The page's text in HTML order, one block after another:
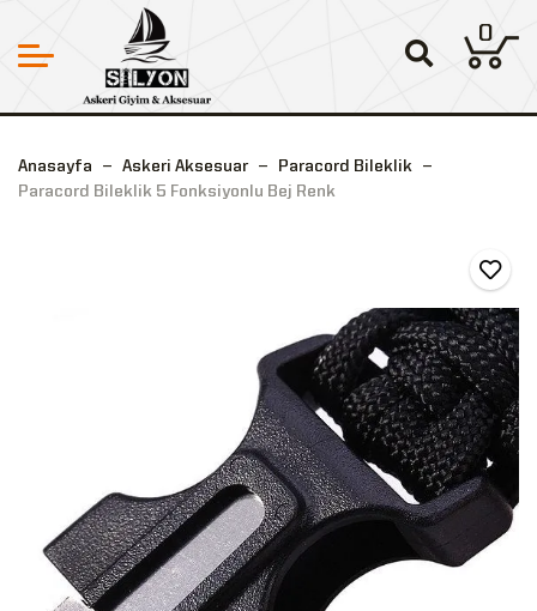
0
Anasayfa Askeri Aksesuar
Paracord Bileklik
Paracord Bileklik 5 Fonksiyonlu Bej Renk